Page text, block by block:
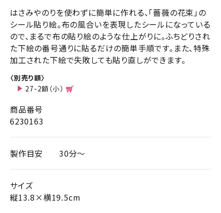
person
はさみやのりを使わずに簡単に作れる、「薔薇の花束」の
シール貼り絵。布の風合いを表現したシールになっている
ので、まるで布の貼り絵のような仕上がりに。ふちどりされ
た下絵の番号通りに貼るだけの簡単手順です。また、特殊
加工された下絵で失敗しても貼り直しができます。
〈別売り額〉
27-2額（小）
商品番号
6230163
製作目安 30分～
サイズ
縦13.8×横19.5cm